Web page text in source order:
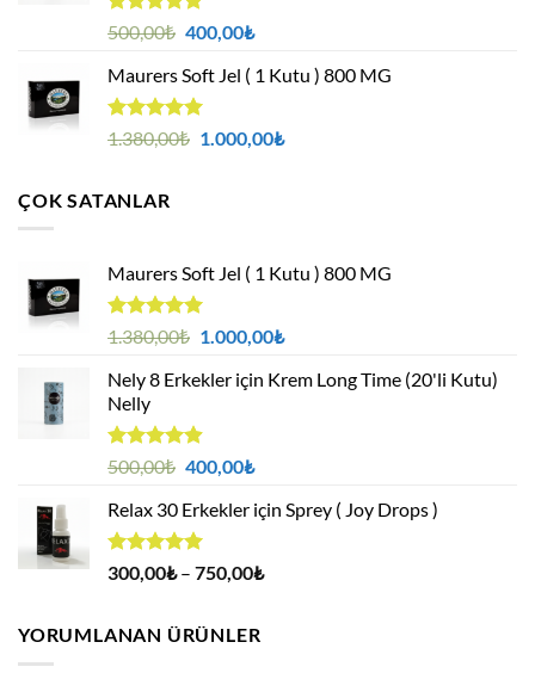
5 üzerinden
oy
aldı
500,00₺ Orijinal
500,00₺.
400,00₺Şu
fiyat:
Maurers Soft Jel ( 1 Kutu ) 800 MG
5 üzerinden
oy
1.380,00₺ Orijinal
1.000,00₺Şu
ÇOK SATANLAR
Maurers Soft Jel ( 1 Kutu ) 800 MG
5 üzerinden
oy
aldı
1.380,00₺ Orijinal
1.380,00₺.
1.000,00₺Şu
fiyat:
Nely 8 Erkekler için Krem Long Time (20'li Kutu)
Nelly
5 üzerinden
oy
aldı
500,00₺ Orijinal
500,00₺.
400,00₺Şu
fiyat:
Relax 30 Erkekler için Sprey ( Joy Drops )
5 üzerinden
4.94oy
300,00₺ – 750,00₺Fiyat
YORUMLANAN ÜRÜNLER